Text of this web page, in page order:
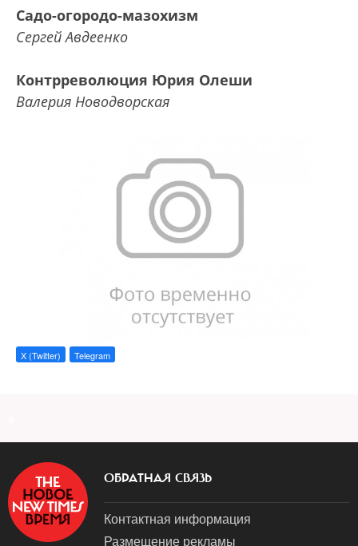
Садо-огородо-мазохизм
Сергей Авдеенко
Контрреволюция Юрия Олеши
Валерия Новодворская
X (Twitter) Telegram
ОБРАТНАЯ СВЯЗЬ
Контактная информация
Размещение рекламы